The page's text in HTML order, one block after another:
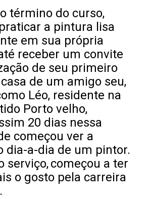
término do curso,
a pintura lisa
em sua própria
receber um convite
de seu primeiro
de um amigo seu,
Léo, residente na
Porto velho,
20 dias nessa
começou ver a
dia-a-dia de um pintor.
serviço,começou a ter
o gosto pela carreira